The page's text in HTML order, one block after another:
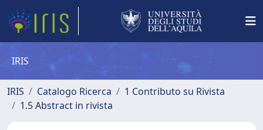
IRIS
IRIS Catalogo Ricerca
1 Contributo su Rivista
1.5 Abstract in rivista